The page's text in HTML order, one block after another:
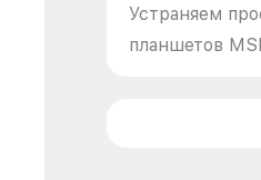
Устраняем
планшетов